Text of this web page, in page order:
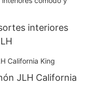
interiores
JLH California